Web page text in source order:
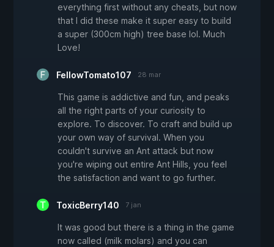
everything first without any cheats, but now
that I did these make it super easy to build
a super (300cm high) tree base lol. Much
Love!
FellowTomato107 28 mar
This game is addictive and fun, and peaks
all the right parts of your curiosity to
explore. To discover. To craft and build up
your own way of survival. When you
couldn't survive an Ant attack but now
you're wiping out entire Ant Hills, you feel
the satisfaction and want to go further.
ToxicBerry140 7 jan
It was good but there is a thing in the game
now called (milk molars) and you can